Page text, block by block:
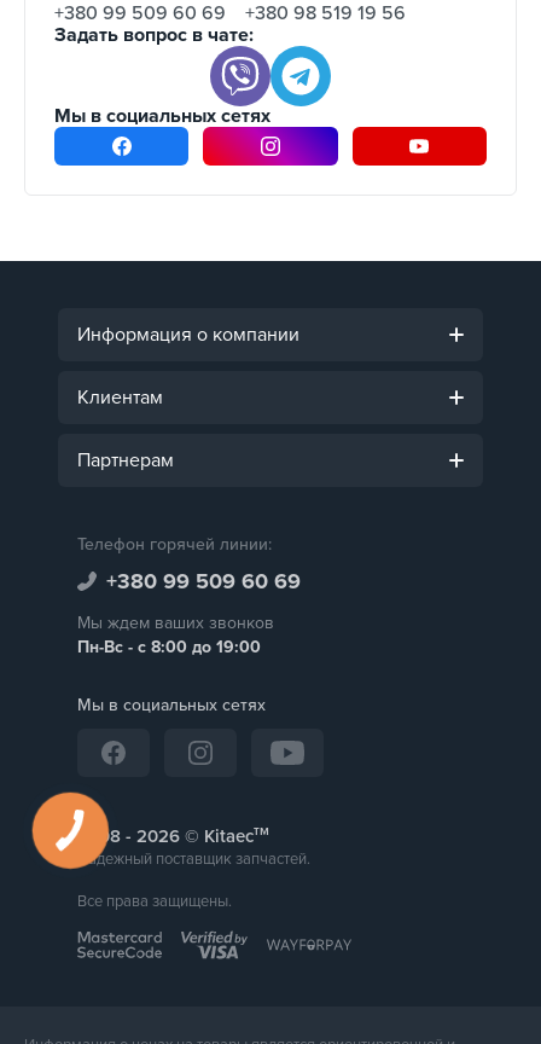
+380 99 509 60 69
+380 98 519 19 56
Задать вопрос в чате:
Мы в социальных сетях
Информация о компании
Клиентам
Партнерам
Телефон горячей линии:
+380 99 509 60 69
Мы ждем ваших звонков
Пн-Вс - с 8:00 до 19:00
Мы в социальных сетях
2008 - © Kitaecтм
Надежный поставщик запчастей.
Все права защищены.